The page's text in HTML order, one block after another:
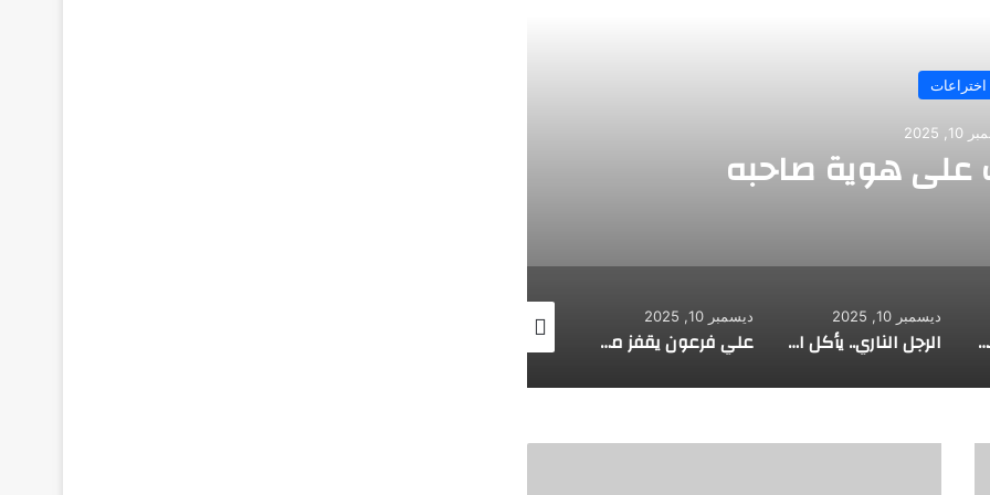
اختراعات
2025
هوية صاحبه
طفل مصري يخرج قصاصات الورق من أنفه وفمه
ديسمبر 10, 2025
الرجل الناري.. يأكل الجمر ويثني الحديد بأسنانه
ديسمبر 10, 2025
علي فرعون يقفز من الطابق العشرين ويأكل النار ويحطم سورا
ديسمبر 10, 2025